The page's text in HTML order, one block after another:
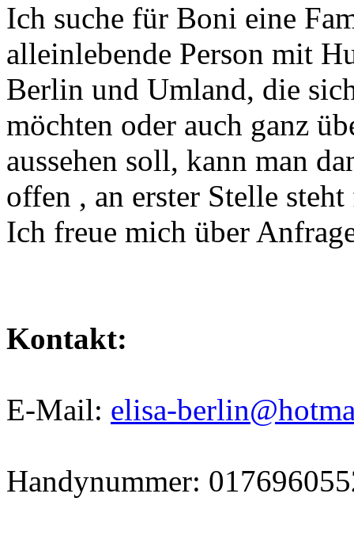
Ich suche für Boni eine
alleinlebende Person mit
Berlin und Umland, die
möchten oder auch ganz
aussehen soll, kann man
offen , an erster Stelle
Ich freue mich über
Kontakt:
E-Mail: elisa-
Handynummer: